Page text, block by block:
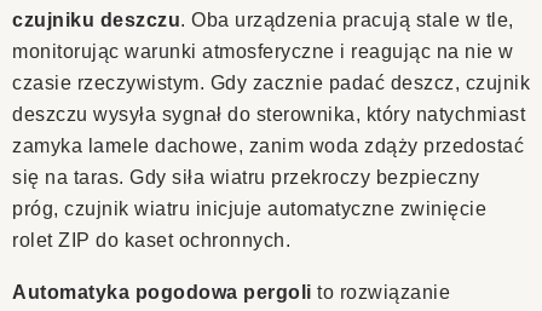
czujniku deszczu. Oba urządzenia pracują stale w tle,
monitorując warunki atmosferyczne i reagując na nie w
czasie rzeczywistym. Gdy zacznie padać deszcz, czujnik
deszczu wysyła sygnał do sterownika, który natychmiast
zamyka lamele dachowe, zanim woda zdąży przedostać
się na taras. Gdy siła wiatru przekroczy bezpieczny
próg, czujnik wiatru inicjuje automatyczne zwinięcie
rolet ZIP do kaset ochronnych.
Automatyka pogodowa pergoli to rozwiązanie